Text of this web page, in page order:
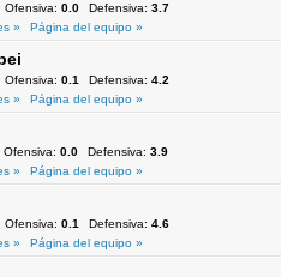
Ofensiva: 0.0 Defensiva: 3.7
»
Página del equipo »
Ofensiva: 0.1 Defensiva: 4.2
»
Página del equipo »
Ofensiva: 0.0 Defensiva: 3.9
»
Página del equipo »
Ofensiva: 0.1 Defensiva: 4.6
»
Página del equipo »